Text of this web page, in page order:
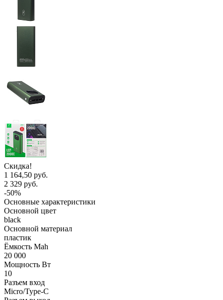
Скидка!
1 164,50 руб.
2 329 руб.
-50%
Основные характеристики
Основной цвет
black
Основной материал
пластик
Ёмкость Mah
20 000
Мощность Вт
10
Разъем вход
Micro/Type-C